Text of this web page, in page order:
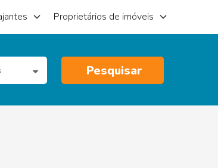
Proprietários de imóveis
Pesquisar